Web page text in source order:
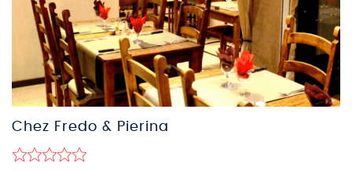
Chez Fredo & Pierina